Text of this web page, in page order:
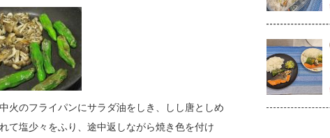
火のフライパンにサラダ油をしき、しし唐としめ
て塩少々をふり、途中返しながら焼き色を付け